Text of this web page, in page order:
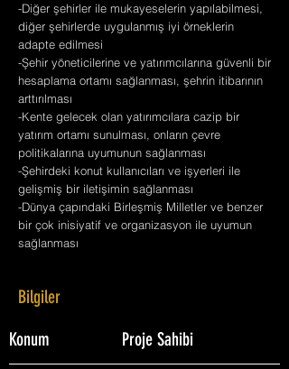
-Diğer şehirler ile mukayeselerin yapılabilmesi,
diğer şehirlerde uygulanmış iyi örneklerin
adapte edilmesi
-Şehir yöneticilerine ve yatırımcılarına güvenli bir
hesaplama ortamı sağlanması, şehrin itibarının
arttırılması
-Kente gelecek olan yatırımcılara cazip bir
yatırım ortamı sunulması, onların çevre
politikalarına uyumunun sağlanması
-Şehirdeki konut kullanıcıları ve işyerleri ile
gelişmiş bir iletişimin sağlanması
-Dünya çapındaki Birleşmiş Milletler ve benzer
bir çok inisiyatif ve organizasyon ile uyumun
sağlanması
Bilgiler
Konum Proje Sahibi